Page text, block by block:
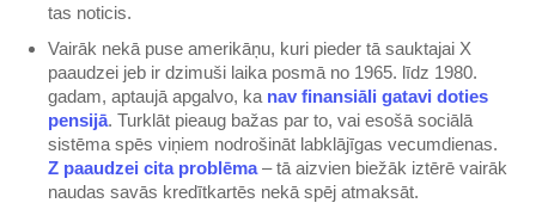
tas noticis.
Vairāk nekā puse amerikāņu, kuri pieder tā sauktajai X
paaudzei jeb ir dzimuši laika posmā no 1965. līdz 1980.
gadam, aptaujā apgalvo, ka ​nav finansiāli gatavi doties
pensijā​. Turklāt pieaug bažas par to, vai esošā sociālā
sistēma spēs viņiem nodrošināt labklājīgas vecumdienas.
Z paaudzei cita problēma​– tā aizvien biežāk iztērē vairāk
naudas savās kredītkartēs nekā spēj atmaksāt.